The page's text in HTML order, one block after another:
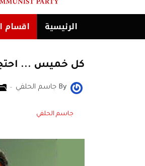
الرئیسية اقسام
كل خميس ...
By جاسم الحلفي
جاسم الحلفي